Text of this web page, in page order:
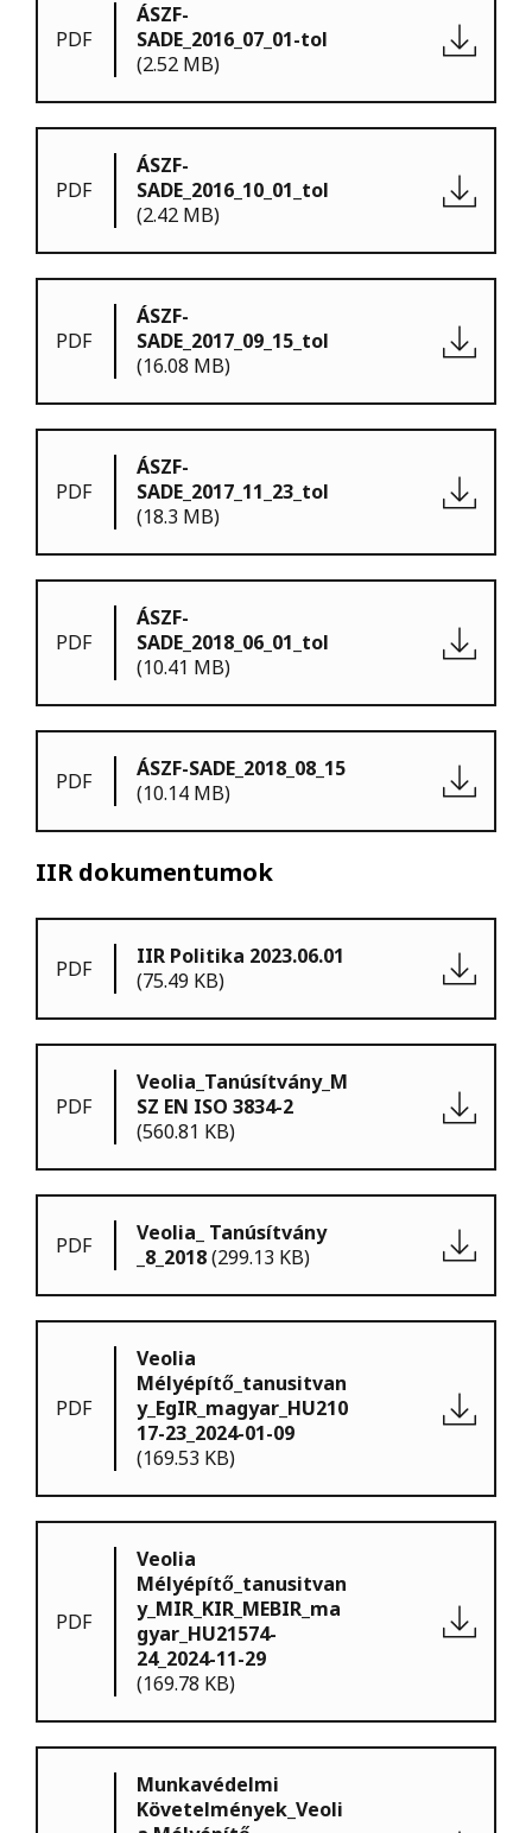
PDF
ÁSZF-
SADE_2016_07_01-tol
(2.52 MB)
PDF
ÁSZF-
SADE_2016_10_01_tol
(2.42 MB)
PDF
ÁSZF-
SADE_2017_09_15_tol
(16.08 MB)
PDF
ÁSZF-
SADE_2017_11_23_tol
(18.3 MB)
PDF
ÁSZF-
SADE_2018_06_01_tol
(10.41 MB)
PDF
ÁSZF-SADE_2018_08_15
(10.14 MB)
IIR dokumentumok
PDF
IIR Politika 2023.06.01
(75.49 KB)
PDF
Veolia_Tanúsítvány_M
SZ EN ISO 3834-2
(560.81 KB)
PDF
Veolia_ Tanúsítvány
_8_2018(299.13 KB)
PDF
Veolia
Mélyépítő_tanusitvan
y_EgIR_magyar_HU210
17-23_2024-01-09
(169.53 KB)
PDF
Veolia
Mélyépítő_tanusitvan
y_MIR_KIR_MEBIR_ma
gyar_HU21574-
24_2024-11-29
(169.78 KB)
Munkavédelmi
Követelmények_Veoli